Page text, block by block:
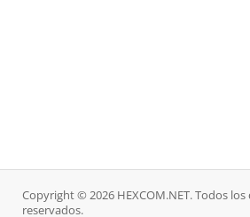
Copyright © 2026 HEXCOM.NET. Todos los
reservados.